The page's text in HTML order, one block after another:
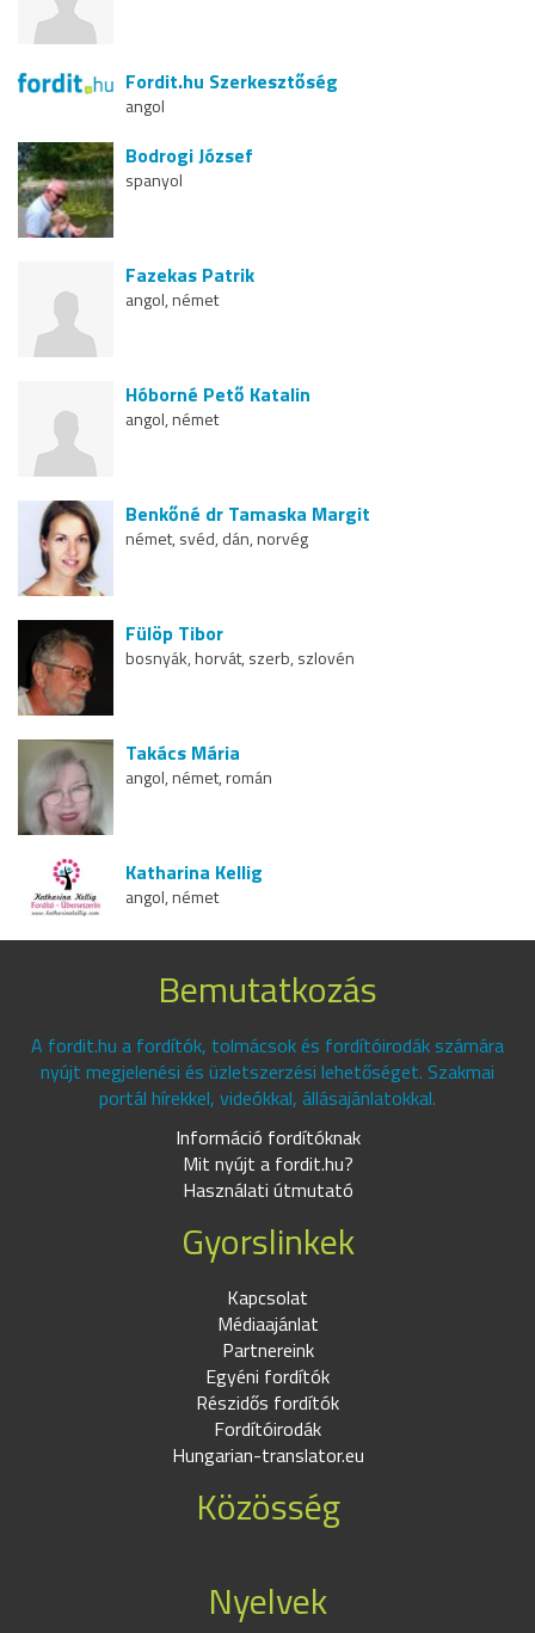
Fordit.hu Szerkesztőség
angol
Bodrogi József
spanyol
Fazekas Patrik
angol, német
Hóborné Pető Katalin
angol, német
Benkőné dr Tamaska Margit
német, svéd, dán, norvég
Fülöp Tibor
bosnyák, horvát, szerb, szlovén
Takács Mária
angol, német, román
Katharina Kellig
angol, német
Bemutatkozás
A fordit.hu a fordítók, tolmácsok és fordítóirodák számára
nyújt megjelenési és üzletszerzési lehetőséget. Szakmai
portál hírekkel, videókkal, állásajánlatokkal.
Információ fordítóknak
Mit nyújt a fordit.hu?
Használati útmutató
Gyorslinkek
Kapcsolat
Médiaajánlat
Partnereink
Egyéni fordítók
Részidős fordítók
Fordítóirodák
Hungarian-translator.eu
Közösség
Nyelvek